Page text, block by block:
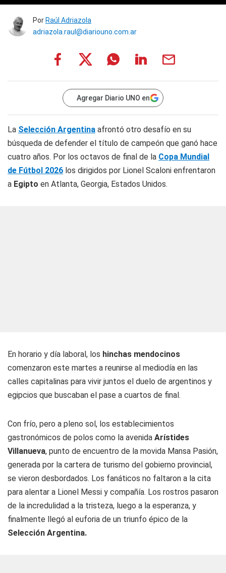
Por Raúl Adriazola
adriazola.raul@diariouno.com.ar
Agregar Diario UNO en
La Selección Argentina afrontó otro desafío en su
búsqueda de defender el título de campeón que ganó hace
cuatro años. Por los octavos de final de la Copa Mundial
de Fútbol 2026 los dirigidos por Lionel Scaloni enfrentaron
a Egipto en Atlanta, Georgia, Estados Unidos.
En horario y día laboral, los hinchas mendocinos
comenzaron este martes a reunirse al mediodía en las
calles capitalinas para vivir juntos el duelo de argentinos y
egipcios que buscaban el pase a cuartos de final.
Con frío, pero a pleno sol, los establecimientos
gastronómicos de polos como la avenida Arístides
Villanueva, punto de encuentro de la movida Mansa Pasión,
generada por la cartera de turismo del gobierno provincial,
se vieron desbordados. Los fanáticos no faltaron a la cita
para alentar a Lionel Messi y compañía. Los rostros pasaron
de la incredulidad a la tristeza, luego a la esperanza, y
finalmente llegó al euforia de un triunfo épico de la
Selección Argentina.